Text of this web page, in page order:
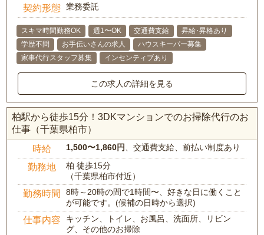
契約形態 業務委託
スキマ時間勤務OK 週1〜OK 交通費支給
昇給･昇格あり
学歴不問
お手伝いさんの求人
ハウスキーパー募集
家事代行スタッフ募集
インセンティブあり
この求人の詳細を見る
柏駅から徒歩15分！3DKマンションでのお掃除代行のお
仕事（千葉県柏市）
時給 1,500〜1,860円、交通費支給、前払い制度あり
勤務地
柏 徒歩15分
（千葉県柏市付近）
勤務時間
8時～20時の間で1時間〜、好きな日に働くこと
が可能です。(候補の日時から選択)
仕事内容
キッチン、トイレ、お風呂、洗面所、リビン
グ、その他のお掃除